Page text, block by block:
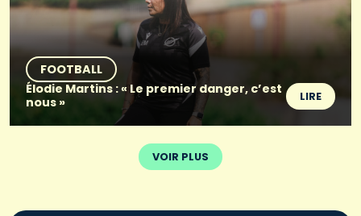
FOOTBALL
Élodie Martins : « Le premier danger, c’est
nous »
LIRE
VOIR PLUS